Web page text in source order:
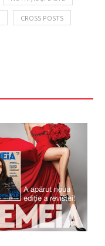
CROSS POSTS